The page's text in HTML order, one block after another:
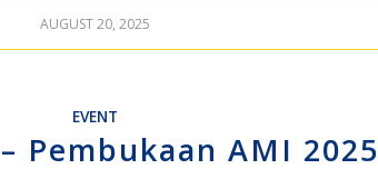
AUGUST 20, 2025
EVENT
Pembukaan AMI 2025